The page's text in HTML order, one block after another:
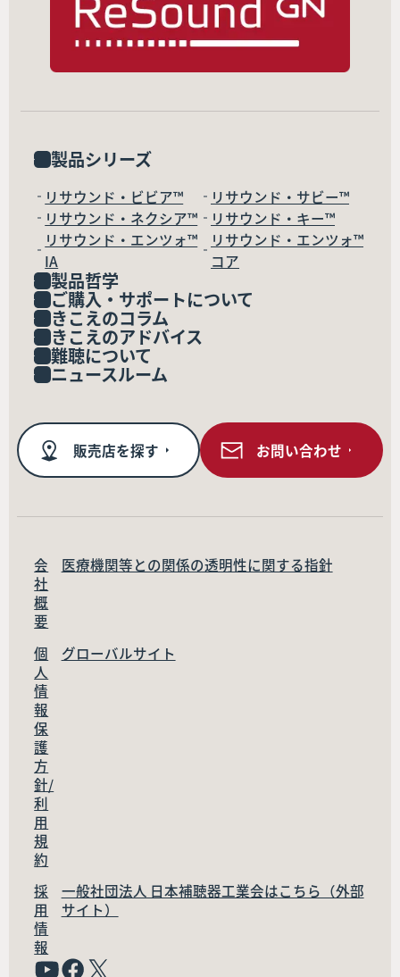
製品シリーズ
リサウンド・ビビア™
リサウンド・サビー™
リサウンド・ネクシア™
リサウンド・キー™
リサウンド・エンツォ™
IA
リサウンド・エンツォ™
コア
製品哲学
ご購入・サポートについて
きこえのコラム
きこえのアドバイス
難聴について
ニュースルーム
販売店を探す お問い合わせ
会
社
概
要
医療機関等との関係の透明性に関する指針
個
人
情
報
保
護
方
針/
利
用
規
約
グローバルサイト
採
用
情
報
一般社団法人 日本補聴器工業会はこちら（外部
サイト）